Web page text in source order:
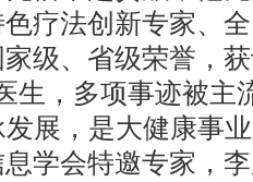
疗法创新专家、
级、省级荣誉，
生，多项事迹被主
展，是大健康事
学会特邀专家，